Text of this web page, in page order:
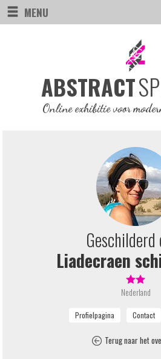
MENU
ABSTRACT
Online exhibitie voor
Geschilderd
Liadecraen
Nederland
Terug naar het